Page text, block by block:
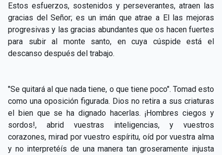
Estos esfuerzos, sostenidos y perseverantes, atraen las
gracias del Señor; es un imán que atrae a El las mejoras
progresivas y las gracias abundantes que os hacen fuertes
para subir al monte santo, en cuya cúspide está el
descanso después del trabajo.
"Se quitará al que nada tiene, o que tiene poco". Tomad esto
como una oposición figurada. Dios no retira a sus criaturas
el bien que se ha dignado hacerlas. ¡Hombres ciegos y
sordos!, abrid vuestras inteligencias, y vuestros
corazones, mirad por vuestro espíritu, oíd por vuestra alma
y no interpretéís de una manera tan groseramente injusta